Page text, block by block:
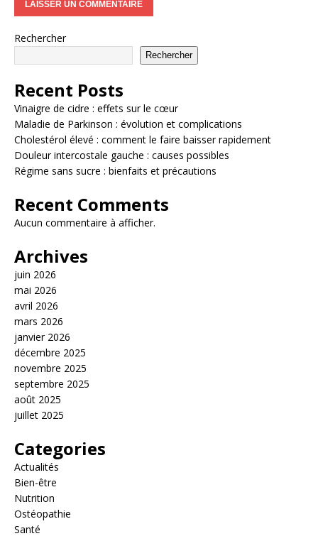
Rechercher
Rechercher
Recent Posts
Vinaigre de cidre : effets sur le cœur
Maladie de Parkinson : évolution et complications
Cholestérol élevé : comment le faire baisser rapidement
Douleur intercostale gauche : causes possibles
Régime sans sucre : bienfaits et précautions
Recent Comments
Aucun commentaire à afficher.
Archives
juin 2026
mai 2026
avril 2026
mars 2026
janvier 2026
décembre 2025
novembre 2025
septembre 2025
août 2025
juillet 2025
Categories
Actualités
Bien-être
Nutrition
Ostéopathie
Santé